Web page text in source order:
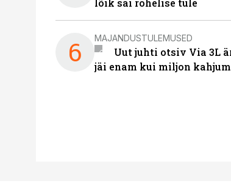
lõik sai rohelise tule
6 MAJANDUSTULEMUSED
Uut juhti otsiv Via 3L
jäi enam kui miljon